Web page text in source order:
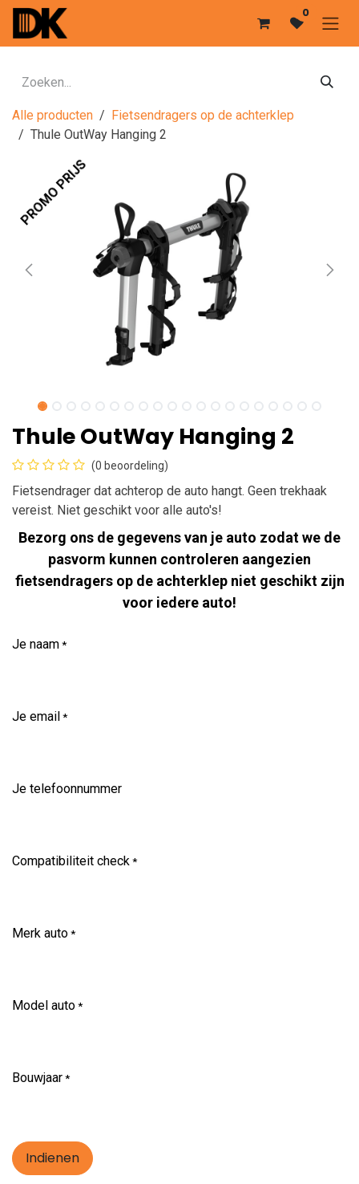
Overslaan naar inhoud 0
Alle producten
Fietsendragers op de achterklep
Thule OutWay Hanging 2
PROMO PRIJS
Thule OutWay Hanging 2
(0 beoordeling)
Fietsendrager dat achterop de auto hangt. Geen trekhaak
vereist. Niet geschikt voor alle auto's!
Bezorg ons de gegevens van je auto zodat we de
pasvorm kunnen controleren aangezien
fietsendragers op de achterklep niet geschikt zijn
voor iedere auto!
Je naam*
Je email*
Je telefoonnummer
Compatibiliteit check *
Merk auto*
Model auto*
Bouwjaar*
Indienen